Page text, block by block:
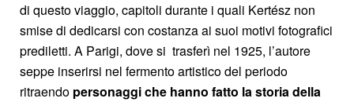
di questo viaggio, capitoli durante i quali Kertész non
smise di dedicarsi con costanza ai suoi motivi fotografici
prediletti. A Parigi, dove si trasferì nel 1925, l’autore
seppe inserirsi nel fermento artistico del periodo
ritraendo personaggi che hanno fatto la storia della